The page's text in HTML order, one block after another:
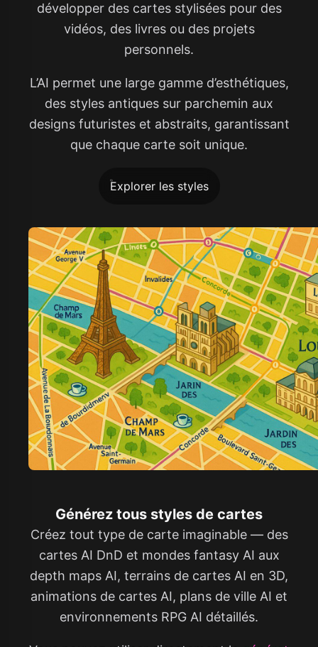
développer des cartes stylisées pour des
vidéos, des livres ou des projets
personnels.
L’AI permet une large gamme d’esthétiques,
des styles antiques sur parchemin aux
designs futuristes et abstraits, garantissant
que chaque carte soit unique.
Explorer les styles
Générez tous styles de cartes
Créez tout type de carte imaginable — des
cartes AI DnD et mondes fantasy AI aux
depth maps AI, terrains de cartes AI en 3D,
animations de cartes AI, plans de ville AI et
environnements RPG AI détaillés.